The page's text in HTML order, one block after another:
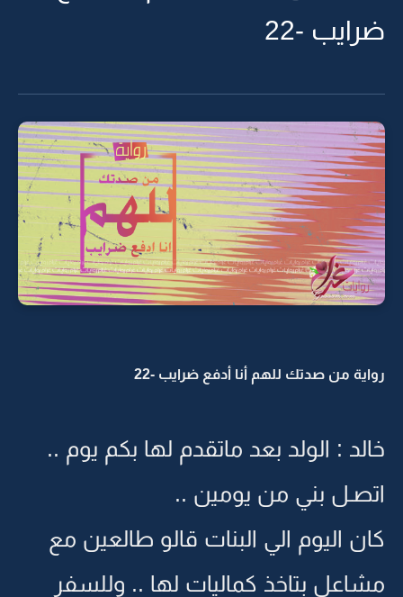
ضرايب -22
رواية من صدتك للهم أنا أدفع ضرايب -22
خالد : الولد بعد ماتقدم لها بكم يوم ..
اتصـل بني من يومين ..
كان اليوم الي البنات قالو طالعين مع
مشاعل بتاخذ كماليات لها .. وللسفر